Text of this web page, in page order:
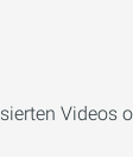
Videos